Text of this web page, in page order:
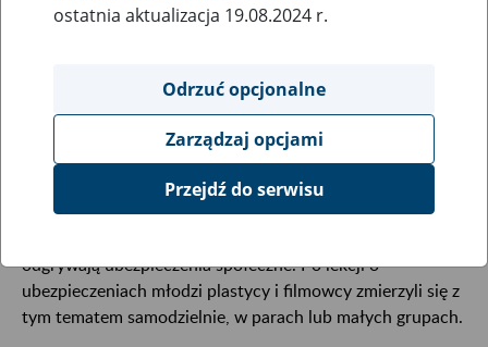
społeczne są ważne, walczyło kilkuset uczniów szkół
podstawowych z całej Polski. Do finału zakwalifikowało
Zadanie konkursowe polegało na wykonaniu plakatu lub
odgrywają ubezpieczenia społeczne. Po lekcji o
ubezpieczeniach młodzi plastycy i filmowcy zmierzyli się z
tym tematem samodzielnie, w parach lub małych grupach.
ostatnia aktualizacja 19.08.2024 r.
Odrzuć opcjonalne
Zarządzaj opcjami
Przejdź do serwisu